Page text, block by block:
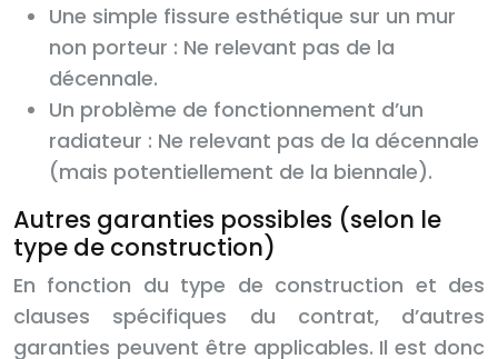
Une simple fissure esthétique sur un mur
non porteur : Ne relevant pas de la
décennale.
Un problème de fonctionnement d’un
radiateur : Ne relevant pas de la décennale
(mais potentiellement de la biennale).
Autres garanties possibles (selon le
type de construction)
En fonction du type de construction et des
clauses spécifiques du contrat, d’autres
garanties peuvent être applicables. Il est donc